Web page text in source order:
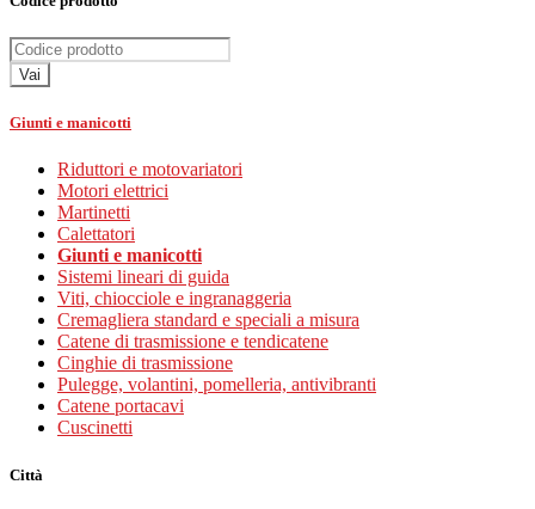
Vai
Giunti e manicotti
Riduttori e motovariatori
Motori elettrici
Martinetti
Calettatori
Giunti e manicotti
Sistemi lineari di guida
Viti, chiocciole e ingranaggeria
Cremagliera standard e speciali a misura
Catene di trasmissione e tendicatene
Cinghie di trasmissione
Pulegge, volantini, pomelleria, antivibranti
Catene portacavi
Cuscinetti
Città